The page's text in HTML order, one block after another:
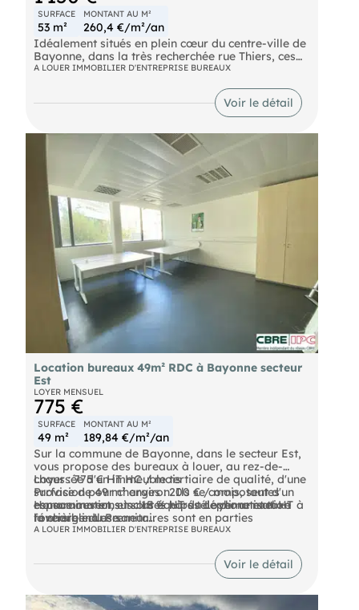
SURFACE
53 m²
MONTANT AU M²
260,4 €/m²/an
Idéalement situés en plein cœur du centre-ville de
Bayonne, dans la très recherchée rue Thiers, ces
bureaux bénéficient d'un emplacement privilégié à
transports. Installés au premier étage d'un bel
immeuble en pierre de caractère, les locaux se
composent de trois pièces distinctes, offrant un
cadre de travail agréable, lumineux et fonctionnel.
Cet espace conviendra parfaitement à une
profession libérale, une activité tertiaire.
A LOUER IMMOBILIER D'ENTREPRISE BUREAUX
Voir le détail
Location bureaux 49m² RDC à Bayonne secteur
Est
LOYER MENSUEL
775 €
SURFACE
49 m²
MONTANT AU M²
189,84 €/m²/an
Sur la commune de Bayonne, dans le secteur Est,
vous propose des bureaux à louer, au rez-de-
chaussée d'un immeuble tertiaire de qualité, d'une
surface de 49 m² environ. Ils se composent d'un
espace ouvert, et sont équipés de climatisation
réversible. Les sanitaires sont en parties
communes. Une cafétéria est accessible à tous les
Loyer : 775 € HT HC / mois
Provision pour charges : 200 € / mois, toutes
consommations incluses hors téléphone et taxe
foncière incluse
Taxe foncière à la charge du preneur : incluse dans
Honoraires en sus : 15 % HT du Loyer annuel HT à
la charge du Preneur.
"Les informations sur les risques auxquels ce bien
est exposé sont disponibles sur le site Géorisques :
".
A LOUER IMMOBILIER D'ENTREPRISE BUREAUX
Voir le détail